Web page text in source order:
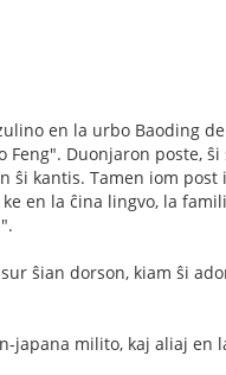
en la urbo Baoding
Duonjaron poste,
kantis. Tamen iom
en la ĉina lingvo, la
ŝian dorson, kiam ŝi
milito, kaj aliaj en